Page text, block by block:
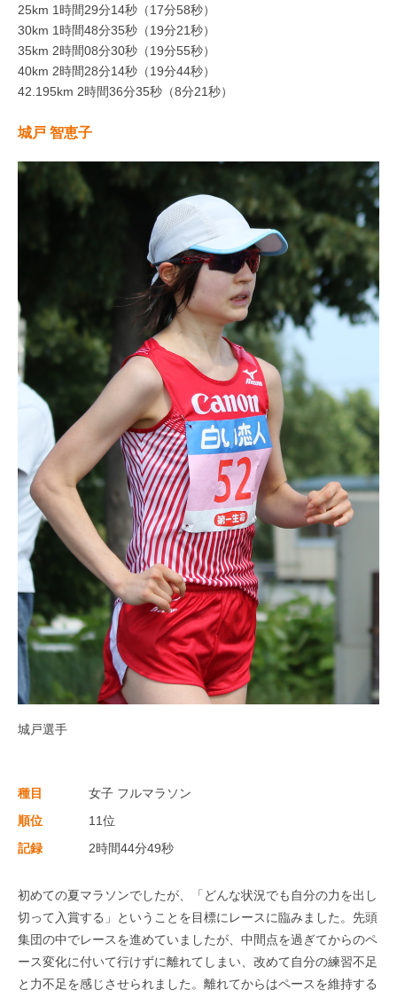
25km 1時間29分14秒（17分58秒）
30km 1時間48分35秒（19分21秒）
35km 2時間08分30秒（19分55秒）
40km 2時間28分14秒（19分44秒）
42.195km 2時間36分35秒（8分21秒）
城戸 智恵子
城戸選手
種目
女子 フルマラソン
順位
11位
記録
2時間44分49秒
初めての夏マラソンでしたが、「どんな状況でも自分の力を出し
切って入賞する」ということを目標にレースに臨みました。先頭
集団の中でレースを進めていましたが、中間点を過ぎてからのペ
ース変化に付いて行けずに離れてしまい、改めて自分の練習不足
と力不足を感じさせられました。離れてからはペースを維持する